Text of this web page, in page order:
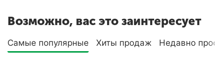
Возможно, вас это заинтересует
Самые популярные Хиты продаж Недавно